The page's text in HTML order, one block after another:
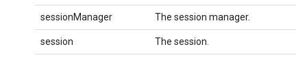
sessionManager The session manager.
session The session.